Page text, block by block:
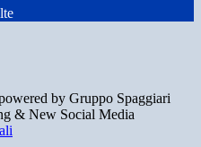
by Gruppo Spaggiari
& New Social Media